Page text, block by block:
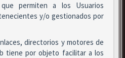
permiten a los Usuarios
y/o gestionados por
directorios y motores de
tiene por objeto facilitar a los